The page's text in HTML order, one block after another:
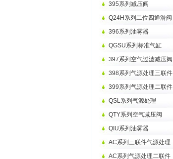
395系列减压阀
Q24H系列二位四通滑阀
396系列油雾器
QGSU系列标准气缸
397系列空气过滤减压阀
398系列气源处理三联件
399系列气源处理二联件
QSL系列气源处理
QTY系列空气减压阀
QIU系列油雾器
AC系列三联件气源处理
AC系列气源处理二联件